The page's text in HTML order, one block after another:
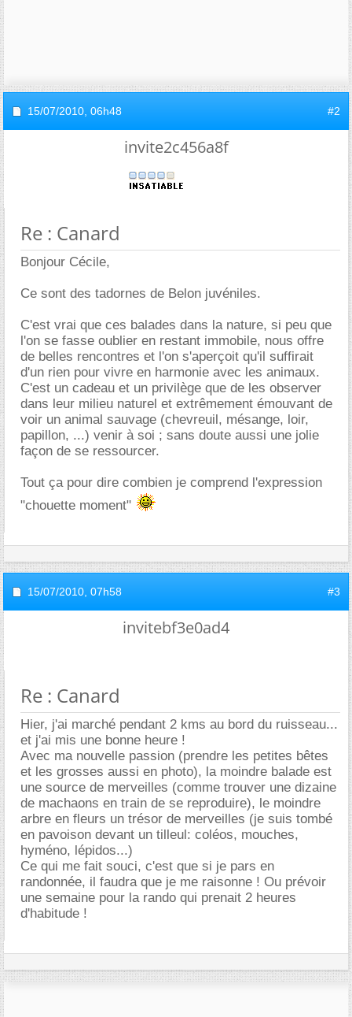
15/07/2010, 06h48 #2
invite2c456a8f
Re : Canard
Bonjour Cécile,
Ce sont des tadornes de Belon juvéniles.
C'est vrai que ces balades dans la nature, si peu que
l'on se fasse oublier en restant immobile, nous offre
de belles rencontres et l'on s'aperçoit qu'il suffirait
d'un rien pour vivre en harmonie avec les animaux.
C'est un cadeau et un privilège que de les observer
dans leur milieu naturel et extrêmement émouvant de
voir un animal sauvage (chevreuil, mésange, loir,
papillon, ...) venir à soi ; sans doute aussi une jolie
façon de se ressourcer.
Tout ça pour dire combien je comprend l'expression
"chouette moment"
15/07/2010, 07h58 #3
invitebf3e0ad4
Re : Canard
Hier, j'ai marché pendant 2 kms au bord du ruisseau...
et j'ai mis une bonne heure !
Avec ma nouvelle passion (prendre les petites bêtes
et les grosses aussi en photo), la moindre balade est
une source de merveilles (comme trouver une dizaine
de machaons en train de se reproduire), le moindre
arbre en fleurs un trésor de merveilles (je suis tombé
en pavoison devant un tilleul: coléos, mouches,
hyméno, lépidos...)
Ce qui me fait souci, c'est que si je pars en
randonnée, il faudra que je me raisonne ! Ou prévoir
une semaine pour la rando qui prenait 2 heures
d'habitude !